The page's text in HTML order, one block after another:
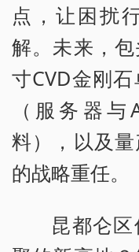
点，让困扰
解。未来，
寸CVD金刚
（服务器
料），以及
的战略重任。
昆都仑